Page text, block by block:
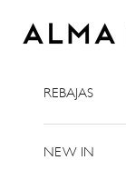
Alma en Pena
REBAJAS
NEW IN